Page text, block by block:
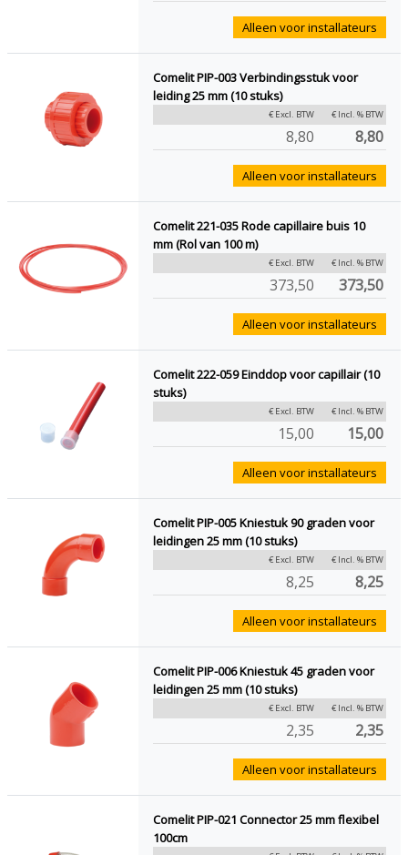
Alleen voor installateurs
Comelit PIP-003 Verbindingsstuk voor
leiding 25 mm (10 stuks)
€ Excl. BTW € Incl. % BTW
8,80 8,80
Alleen voor installateurs
Comelit 221-035 Rode capillaire buis 10
mm (Rol van 100 m)
€ Excl. BTW € Incl. % BTW
373,50 373,50
Alleen voor installateurs
Comelit 222-059 Einddop voor capillair (10
stuks)
€ Excl. BTW € Incl. % BTW
15,00 15,00
Alleen voor installateurs
Comelit PIP-005 Kniestuk 90 graden voor
leidingen 25 mm (10 stuks)
€ Excl. BTW € Incl. % BTW
8,25 8,25
Alleen voor installateurs
Comelit PIP-006 Kniestuk 45 graden voor
leidingen 25 mm (10 stuks)
€ Excl. BTW € Incl. % BTW
2,35 2,35
Alleen voor installateurs
Comelit PIP-021 Connector 25 mm flexibel
100cm